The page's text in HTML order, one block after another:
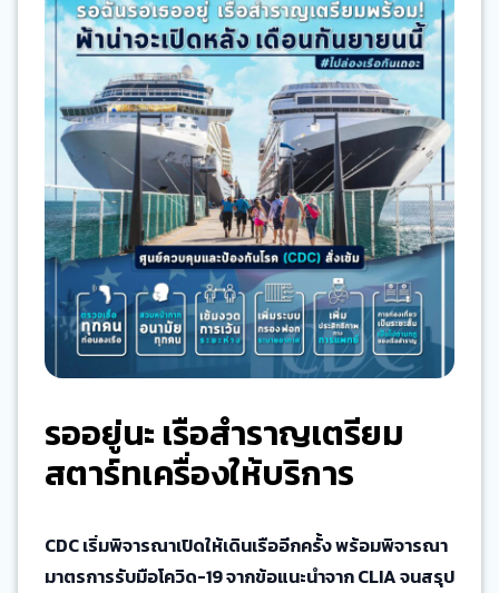
รออยู่นะ เรือสำราญเตรียม
สตาร์ทเครื่องให้บริการ
CDC เริ่มพิจารณาเปิดให้เดินเรืออีกครั้ง พร้อมพิจารณา
มาตรการรับมือโควิด-19 จากข้อแนะนำจาก CLIA จนสรุป